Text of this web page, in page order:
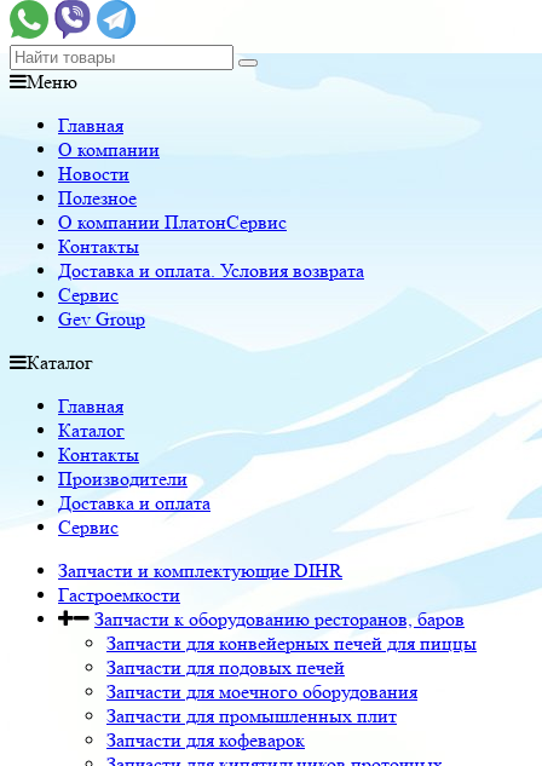
Меню
Главная
О компании
Новости
Полезное
О компании ПлатонСервис
Контакты
Доставка и оплата. Условия возврата
Сервис
Gev Group
Каталог
Главная
Каталог
Контакты
Производители
Доставка и оплата
Сервис
Запчасти и комплектующие DIHR
Гастроемкости
Запчасти к оборудованию ресторанов, баров
Запчасти для конвейерных печей для пиццы
Запчасти для подовых печей
Запчасти для моечного оборудования
Запчасти для промышленных плит
Запчасти для кофеварок